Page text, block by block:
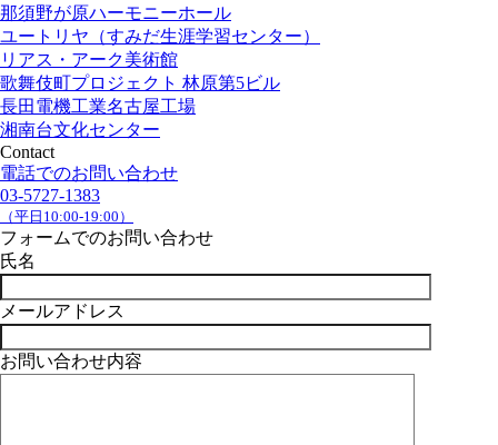
那須野が原ハーモニーホール
ユートリヤ（すみだ生涯学習センター）
リアス・アーク美術館
歌舞伎町プロジェクト 林原第5ビル
長田電機工業名古屋工場
湘南台文化センター
Contact
電話でのお問い合わせ
03-5727-1383
（平日10:00-19:00）
フォームでのお問い合わせ
氏名
メールアドレス
お問い合わせ内容